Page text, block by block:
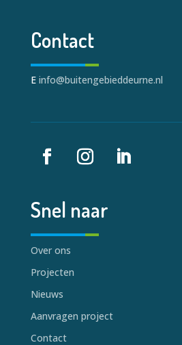
Contact
E info@buitengebieddeurne.nl
Snel naar
Over ons
Projecten
Nieuws
Aanvragen project
Contact